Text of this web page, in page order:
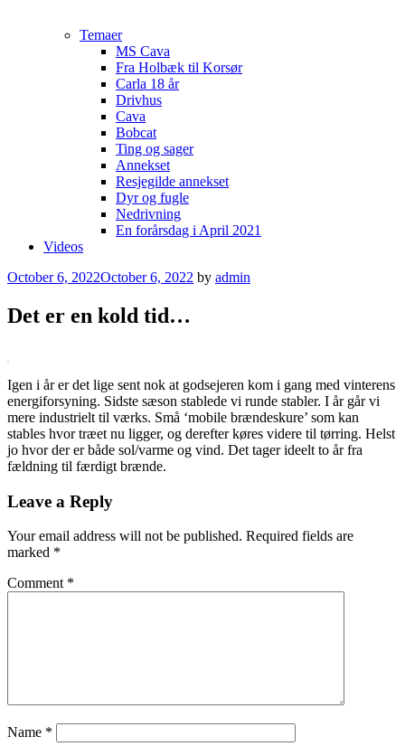
Temaer
MS Cava
Fra Holbæk til Korsør
Carla 18 år
Drivhus
Cava
Bobcat
Ting og sager
Annekset
Resjegilde annekset
Dyr og fugle
Nedrivning
En forårsdag i April 2021
Videos
Posted
October 6, 2022October 6, 2022 by admin
Det er en kold tid…
Igen i år er det lige sent nok at godsejeren kom i gang med vinterens
energiforsyning. Sidste sæson stablede vi runde stabler. I år går vi
mere industrielt til værks. Små ‘mobile brændeskure’ som kan
stables hvor træet nu ligger, og derefter køres videre til tørring. Helst
jo hvor der er både sol/varme og vind. Det tager ideelt to år fra
fældning til færdigt brænde.
Leave a Reply
Your email address will not be published. Required fields are
marked *
Comment *
Name *